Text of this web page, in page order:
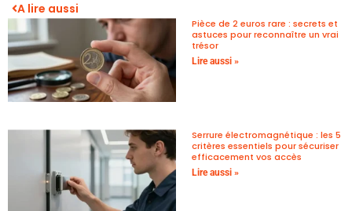
A lire aussi
Pièce de 2 euros rare : secrets et
astuces pour reconnaître un vrai
trésor
Lire aussi »
Serrure électromagnétique : les 5
critères essentiels pour sécuriser
efficacement vos accès
Lire aussi »